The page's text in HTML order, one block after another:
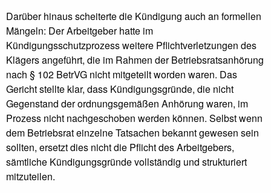
Darüber hinaus scheiterte die Kündigung auch an formellen
Mängeln: Der Arbeitgeber hatte im
Kündigungsschutzprozess weitere Pflichtverletzungen des
Klägers angeführt, die im Rahmen der Betriebsratsanhörung
nach § 102 BetrVG nicht mitgeteilt worden waren. Das
Gericht stellte klar, dass Kündigungsgründe, die nicht
Gegenstand der ordnungsgemäßen Anhörung waren, im
Prozess nicht nachgeschoben werden können. Selbst wenn
dem Betriebsrat einzelne Tatsachen bekannt gewesen sein
sollten, ersetzt dies nicht die Pflicht des Arbeitgebers,
sämtliche Kündigungsgründe vollständig und strukturiert
mitzuteilen.